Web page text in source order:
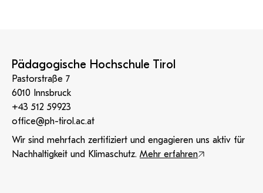
Pädagogische Hochschule Tirol
Pastorstraße 7
6010 Innsbruck
+43 512 59923
office@ph-tirol.ac.at
Wir sind mehrfach zertifiziert und engagieren uns aktiv für
Nachhaltigkeit und Klimaschutz. Mehr erfahren